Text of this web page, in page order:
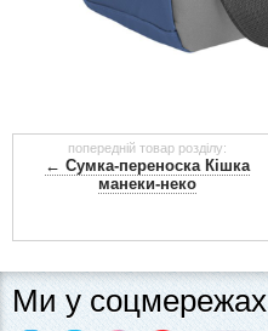
попередній товар розділу:
← Сумка-переноска Кішка
манеки-неко
Ми у соцмережах